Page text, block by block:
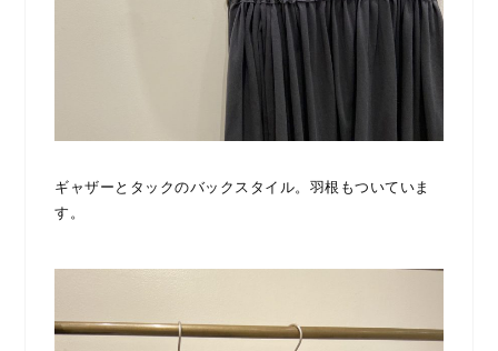
ギャザーとタックのバックスタイル。羽根もついていま
す。